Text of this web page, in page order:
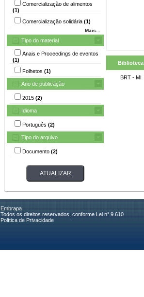
Comercialização de alimentos
(1)
Comercialização solidária (1)
Mais...
Tipo do material
Anais e Proceedings de eventos
(1)
Folhetos (1)
Ano de publicação
2015 (2)
Idioma
Português (2)
Tipo do arquivo
Documento (2)
Biblioteca
BRT - MI
Embrapa
Todos os direitos reservados, conforme Lei n° 9.610
Política de Privacidade